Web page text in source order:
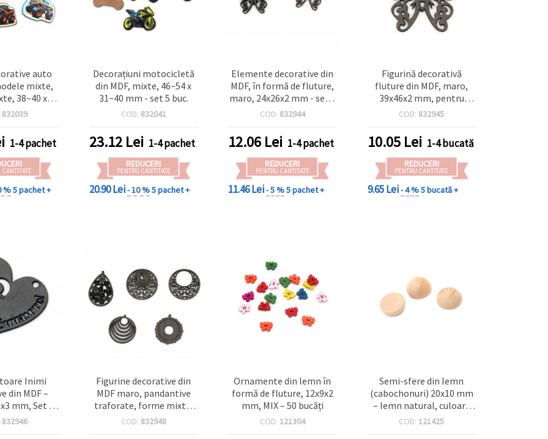
auto
mixte,
38~40 x
- 5 buc.
832039
1-4 pachet
CANTITATE
%5 pachet +
Decorațiuni motocicletă
din MDF, mixte, 46~54 x
31~40 mm - set 5 buc.
COD: 832041
23.12 Lei 1-4 pachet
REDUCERI
PENTRU CANTITATE
20.90 Lei- 10 %5 pachet +
Elemente decorative din
MDF, în formă de fluture,
maro, 24x26x2 mm - set 2
bucăți
COD: 832944
12.06 Lei 1-4 pachet
REDUCERI
PENTRU CANTITATE
11.46 Lei- 5 %5 pachet +
Figurină decorativă
fluture din MDF, maro,
39x46x2 mm, pentru
hobby & craft
COD: 832945
10.05Lei 1-4 bucată
REDUCERI
PENTRU CANTITATE
9.65 Lei- 4 %5 bucată +
Inimi
din MDF –
mm, Set de
pentru
832946
Figurine decorative din
MDF maro, pandantive
traforate, forme mixte,
40~35 x 35~27 x 2 mm – 2
COD: 832948
Ornamente din lemn în
formă de fluture, 12x9x2
mm, MIX – 50 bucăți
COD: 121304
Semi-sfere din lemn
(cabochonuri) 20x10 mm
– lemn natural, culoare
natur, suprafață netedă,
COD: 121425